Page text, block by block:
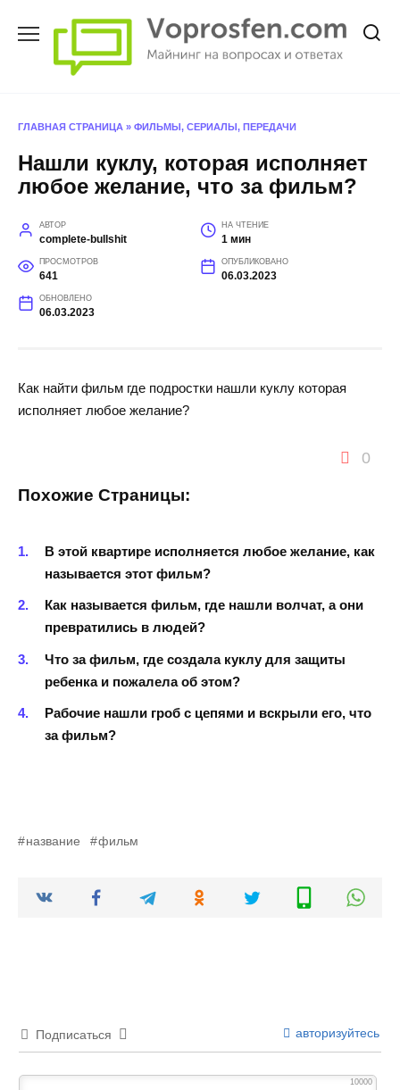
ГЛАВНАЯ СТРАНИЦА » ФИЛЬМЫ, СЕРИАЛЫ, ПЕРЕДАЧИ
Нашли куклу, которая исполняет
любое желание, что за фильм?
АВТОР
complete-bullshit
НА ЧТЕНИЕ
1 мин
ПРОСМОТРОВ
641
ОПУБЛИКОВАНО
06.03.2023
ОБНОВЛЕНО
06.03.2023
Как найти фильм где подростки нашли куклу которая
исполняет любое желание?
0
Похожие Страницы:
В этой квартире исполняется любое желание, как
называется этот фильм?
Как называется фильм, где нашли волчат, а они
превратились в людей?
Что за фильм, где создала куклу для защиты
ребенка и пожалела об этом?
Рабочие нашли гроб с цепями и вскрыли его, что
за фильм?
название фильм
Подписаться авторизуйтесь
10000